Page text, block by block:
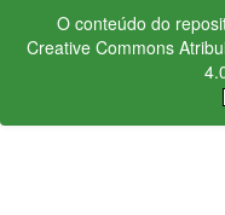
O conteúdo do
Creative Commons